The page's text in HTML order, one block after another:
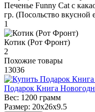
Печенье Funny Сat с
гр. (Посольство вкусной
1
Котик (Рот Фронт)
2
Похожие товары
13036
Подарок Книга
Вес: 1200 грамм
Размер: 20х26х9.5